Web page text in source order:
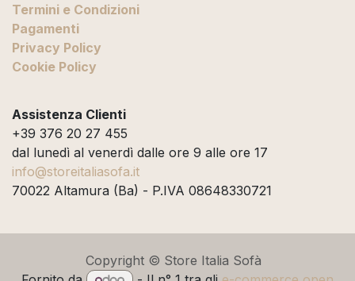
Termini e Condizioni
Pagamenti
Privacy Policy
Cookie Policy
Assistenza Clienti
+39 376 20 27 455
dal lunedì al venerdì dalle ore 9 alle ore 17
info@storeitaliasofa.it
70022 Altamura (Ba) - P.IVA 08648330721
Copyright © Store Italia Sofà